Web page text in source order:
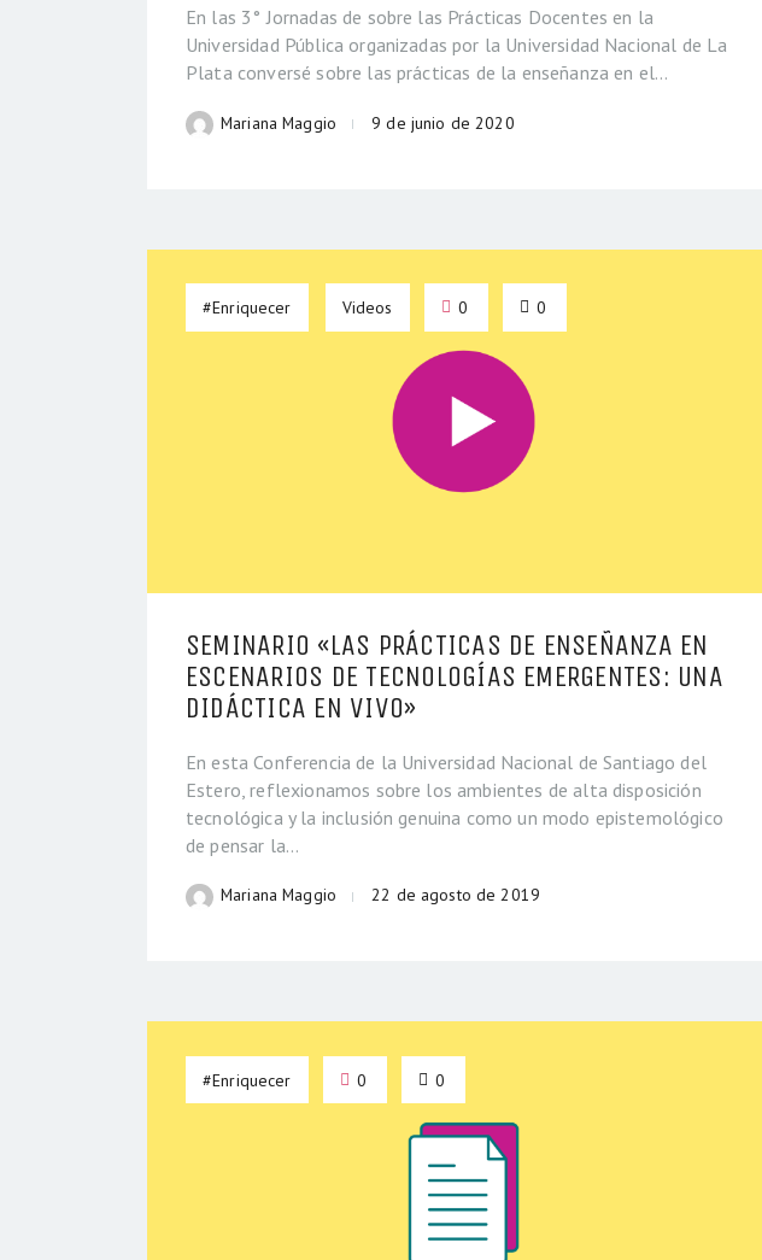
En las 3° Jornadas de sobre las Prácticas Docentes en la
Universidad Pública organizadas por la Universidad Nacional de La
Plata conversé sobre las prácticas de la enseñanza en el…
Mariana Maggio 9 de junio de 2020
#Enriquecer Videos 0 0
SEMINARIO «LAS PRÁCTICAS DE ENSEÑANZA EN
ESCENARIOS DE TECNOLOGÍAS EMERGENTES: UNA
DIDÁCTICA EN VIVO»
En esta Conferencia de la Universidad Nacional de Santiago del
Estero, reflexionamos sobre los ambientes de alta disposición
tecnológica y la inclusión genuina como un modo epistemológico
de pensar la…
Mariana Maggio 22 de agosto de 2019
#Enriquecer 0 0